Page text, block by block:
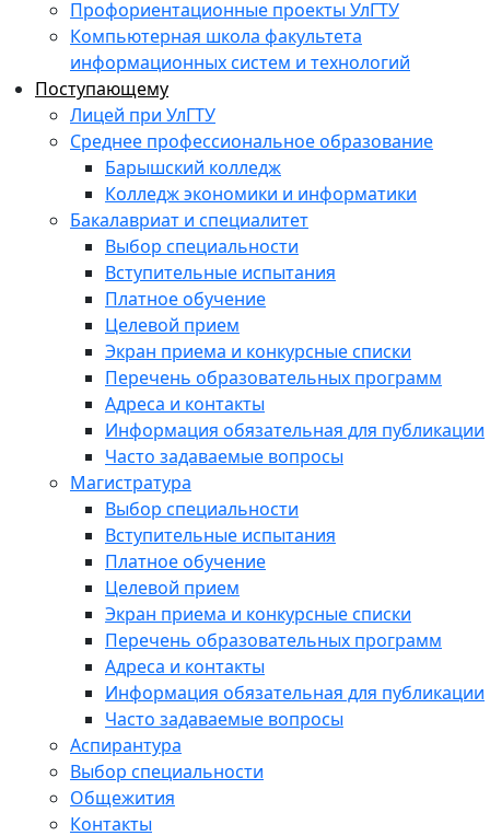
Профориентационные проекты УлГТУ
Компьютерная школа факультета
информационных систем и технологий
Поступающему
Лицей при УлГТУ
Среднее профессиональное образование
Барышский колледж
Колледж экономики и информатики
Бакалавриат и специалитет
Выбор специальности
Вступительные испытания
Платное обучение
Целевой прием
Экран приема и конкурсные списки
Перечень образовательных программ
Адреса и контакты
Информация обязательная для публикации
Часто задаваемые вопросы
Магистратура
Выбор специальности
Вступительные испытания
Платное обучение
Целевой прием
Экран приема и конкурсные списки
Перечень образовательных программ
Адреса и контакты
Информация обязательная для публикации
Часто задаваемые вопросы
Аспирантура
Выбор специальности
Общежития
Контакты